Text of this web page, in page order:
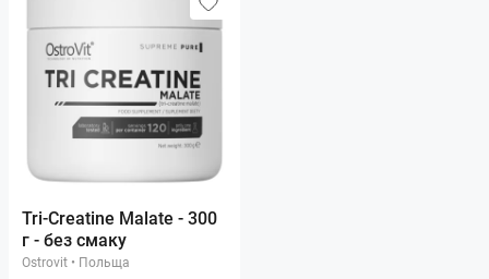
Tri-Creatine Malate - 300
г - без смаку
Ostrovit • Польща